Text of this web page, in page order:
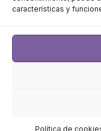
características y
Política de